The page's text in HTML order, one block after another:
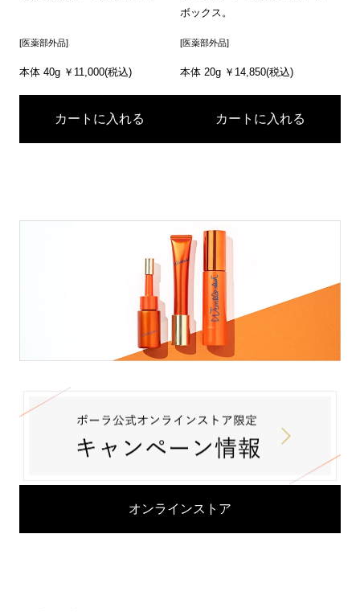
[医薬部外品]
本体 40g ￥11,000(税込)
カートに入れる
ボックス。
[医薬部外品]
本体 20g ￥14,850(税込)
カートに入れる
オンラインストア